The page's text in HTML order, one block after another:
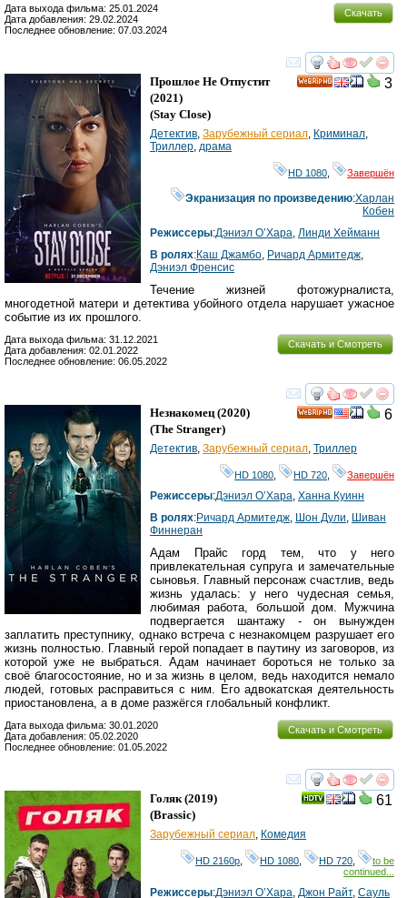
Скачать
Дата выхода фильма: 25.01.2024
Дата добавления: 29.02.2024
Последнее обновление: 07.03.2024
смотреть
3
Прошлое Не Отпустит
(2021)
(Stay Close)
Детектив, Зарубежный сериал, Криминал,
Триллер, драма
HD 1080 Завершён
Экранизация по произведению:Харлан
Кобен
Режиссеры:Дэниэл О’Хара, Линди Хейманн
В ролях:Каш Джамбо, Ричард Армитедж,
Дэниэл Френсис
Течение жизней фотожурналиста,
многодетной матери и детектива убойного отдела нарушает ужасное
событие из их прошлого.
Скачать и Смотреть
Дата выхода фильма: 31.12.2021
Дата добавления: 02.01.2022
Последнее обновление: 06.05.2022
смотреть
6
Незнакомец (2020)
(The Stranger)
Детектив Зарубежный сериал Триллер
HD 1080 HD 720 Завершён
Режиссеры:Дэниэл О’Хара Ханна Куинн
В ролях:Ричард Армитедж Шон Дули Шиван
Финнеран
Адам Прайс горд тем, что у него
привлекательная супруга и замечательные
сыновья. Главный персонаж счастлив, ведь
жизнь удалась: у него чудесная семья,
любимая работа, большой дом. Мужчина
подвергается шантажу - он вынужден
заплатить преступнику, однако встреча с незнакомцем разрушает его
жизнь полностью. Главный герой попадает в паутину из заговоров, из
которой уже не выбраться. Адам начинает бороться не только за
своё благосостояние, но и за жизнь в целом, ведь находится немало
людей, готовых расправиться с ним. Его адвокатская деятельность
приостановлена, а в доме разжёгся глобальный конфликт.
Скачать и Смотреть
Дата выхода фильма: 30.01.2020
Дата добавления: 05.02.2020
Последнее обновление: 01.05.2022
смотреть
61
Голяк (2019)
(Brassic)
Зарубежный сериал Комедия
HD 2160р HD 1080 HD 720
to be
continued...
Режиссеры:Дэниэл О’Хара Джон Райт, Сауль